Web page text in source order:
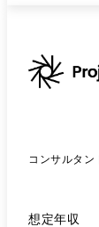
コンサルタン
想定年収